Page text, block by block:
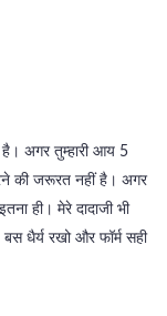
है। अगर तुम्हारी आय 5
की जरूरत नहीं है। अगर
ही। मेरे दादाजी भी
धैर्य रखो और फॉर्म सही